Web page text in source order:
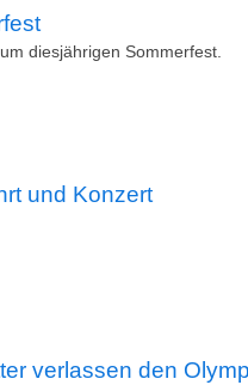
diesjährigen Sommerfest.
und Konzert
verlassen den